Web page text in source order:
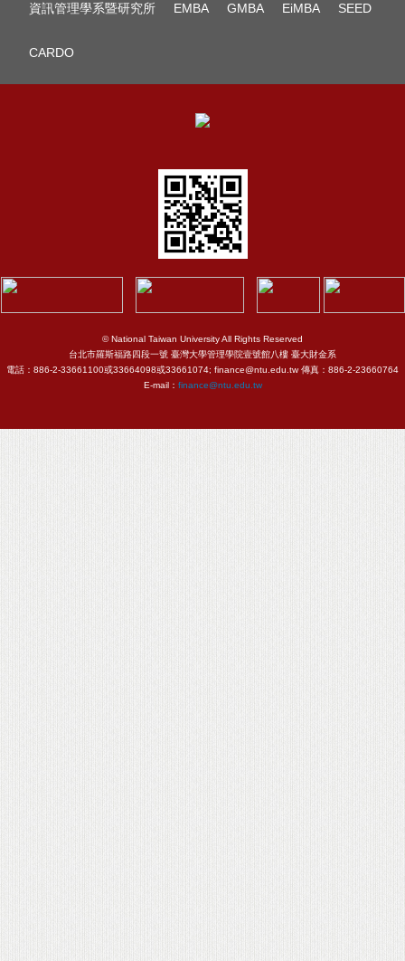
資訊管理學系暨研究所 EMBA GMBA EiMBA SEED
CARDO
© National Taiwan University All Rights Reserved
台北市羅斯福路四段一號 臺灣大學管理學院壹號館八樓 臺大財金系
電話：886-2-33661100或33664098或33661074; finance@ntu.edu.tw 傳真：886-2-23660764
E-mail： finance@ntu.edu.tw